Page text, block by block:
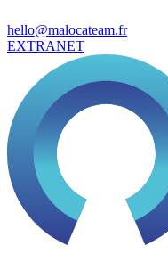
hello@malocateam.fr
EXTRANET